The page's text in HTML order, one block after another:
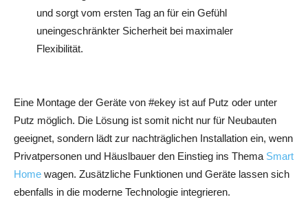
und sorgt vom ersten Tag an für ein Gefühl
uneingeschränkter Sicherheit bei maximaler
Flexibilität.
Eine Montage der Geräte von #ekey ist auf Putz oder unter
Putz möglich. Die Lösung ist somit nicht nur für Neubauten
geeignet, sondern lädt zur nachträglichen Installation ein, wenn
Privatpersonen und Häuslbauer den Einstieg ins Thema Smart
Home wagen. Zusätzliche Funktionen und Geräte lassen sich
ebenfalls in die moderne Technologie integrieren.